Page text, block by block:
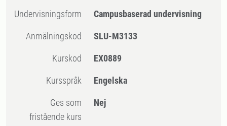
Undervisningsform Campusbaserad undervisning
Anmälningskod SLU-M3133
Kurskod EX0889
Kursspråk Engelska
Ges som
fristående kurs
Nej